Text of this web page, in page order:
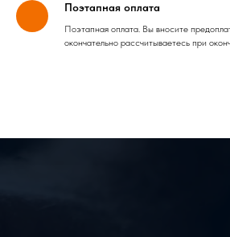
Поэтапная оплата
Поэтапная оплата. Вы вносите
окончательно рассчитываетесь при